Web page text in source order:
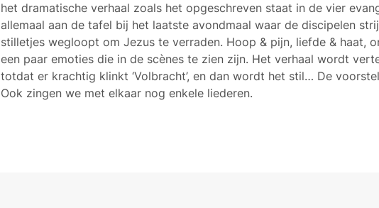
het dramatische verhaal zoals het opgeschreven staat in de vier
allemaal aan de tafel bij het laatste avondmaal waar de discipelen
stilletjes wegloopt om Jezus te verraden. Hoop & pijn, liefde & haat,
een paar emoties die in de scènes te zien zijn. Het verhaal wordt
totdat er krachtig klinkt ‘Volbracht’, en dan wordt het stil… De
Ook zingen we met elkaar nog enkele liederen.